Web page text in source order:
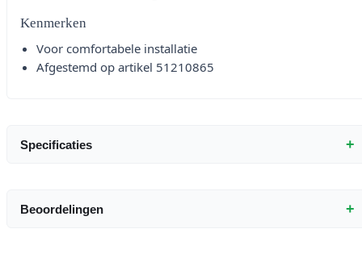
Kenmerken
Voor comfortabele installatie
Afgestemd op artikel 51210865
Specificaties +
Beoordelingen +